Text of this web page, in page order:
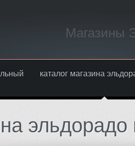
Магазины
каталог магазина
эльдорадо